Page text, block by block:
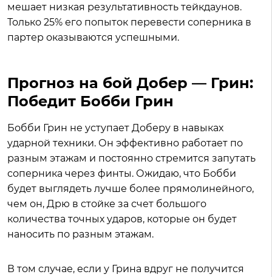
мешает низкая результативность тейкдаунов.
Только 25% его попыток перевести соперника в
партер оказываются успешными.
Прогноз на бой Добер — Грин:
Победит Бобби Грин
Бобби Грин не уступает Доберу в навыках
ударной техники. Он эффективно работает по
разным этажам и постоянно стремится запутать
соперника через финты. Ожидаю, что Бобби
будет выглядеть лучше более прямолинейного,
чем он, Дрю в стойке за счет большого
количества точных ударов, которые он будет
наносить по разным этажам.
В том случае, если у Грина вдруг не получится